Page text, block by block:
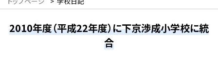
2010年度（平成22年度）に下京渉成小学校に統
合